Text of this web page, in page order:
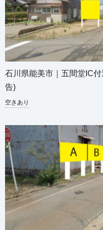
石川県能美市｜五間堂IC
告)
空きあり